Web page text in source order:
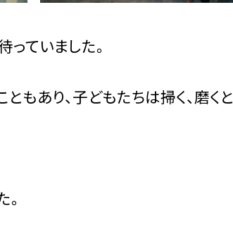
ていました。
あり、子どもたちは掃く、磨くと